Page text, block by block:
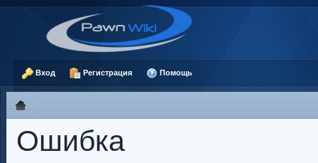
Вход Регистрация Помощь
Ошибка